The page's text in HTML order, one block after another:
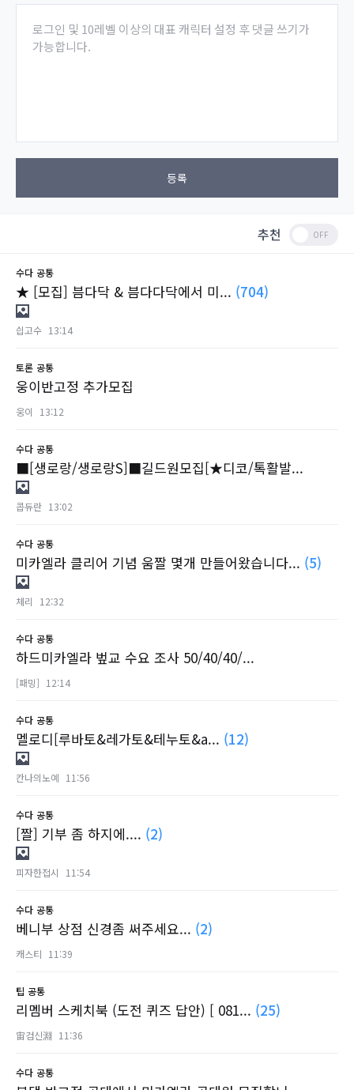
로그인 및 10레벨 이상의 대표 캐릭터 설정 후 댓글 쓰기가
가능합니다.
등록
추천
수다 공통
★ [모집] 븜다닥 & 븜다다닥에서 미... (704)
싑고수 13:14
토론 공통
웅이반고정 추가모집
웅이 13:12
수다 공통
■[생로랑/생로랑S]■길드원모집[★디코/톡활발...
콥듀란 13:02
수다 공통
미카엘라 클리어 기념 움짤 몇개 만들어왔습니다... (5)
체리 12:32
수다 공통
하드미카엘라 벞교 수요 조사 50/40/40/...
[패밍] 12:14
수다 공통
멜로디[루바토&레가토&테누토&a... (12)
칸나의노예 11:56
수다 공통
[짤] 기부 좀 하지에.... (2)
피자한접시 11:54
수다 공통
베니부 상점 신경좀 써주세요... (2)
캐스티 11:39
팁 공통
리멤버 스케치북 (도전 퀴즈 답안) [ 081... (25)
宙검신淵 11:36
수다 공통